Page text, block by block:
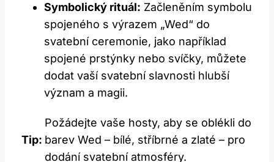
Symbolický rituál: Začleněním symbolu
spojeného s výrazem „Wed“ do
svatební ceremonie, jako například
spojené prstýnky nebo svíčky, můžete
dodat vaší svatební slavnosti hlubší
význam a magii.
Tip:
Požádejte vaše hosty, aby se oblékli do
barev Wed – bílé, stříbrné a zlaté – pro
dodání svatební atmosféry.